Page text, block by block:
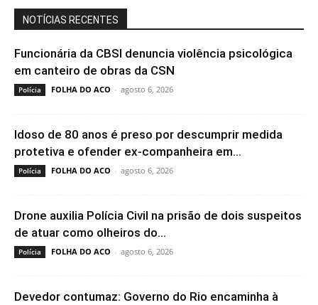
NOTÍCIAS RECENTES
Funcionária da CBSI denuncia violência psicológica
em canteiro de obras da CSN
Polícia FOLHA DO ACO - agosto 6, 2026
Idoso de 80 anos é preso por descumprir medida
protetiva e ofender ex-companheira em...
Polícia FOLHA DO ACO - agosto 6, 2026
Drone auxilia Polícia Civil na prisão de dois suspeitos
de atuar como olheiros do...
Polícia FOLHA DO ACO - agosto 6, 2026
Devedor contumaz: Governo do Rio encaminha à